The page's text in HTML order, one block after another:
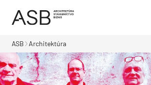
ASB Architektúra